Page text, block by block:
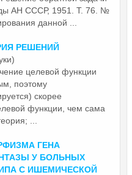
АН СССР, 1951. Т. 76. №
данной ...
РЕШЕНИЙ
целевой функции
поэтому
скорее
функции, чем сама
...
ГЕНА
У БОЛЬНЫХ
С ИШЕМИЧЕСКОЙ